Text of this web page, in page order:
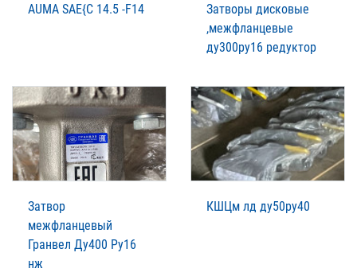
AUMA SAE{C 14.5 -F14
Затворы дисковые
,межфланцевые
ду300ру16 редуктор
Затвор
межфланцевый
Гранвел Ду400 Ру16
нж
КШЦм лд ду50ру40